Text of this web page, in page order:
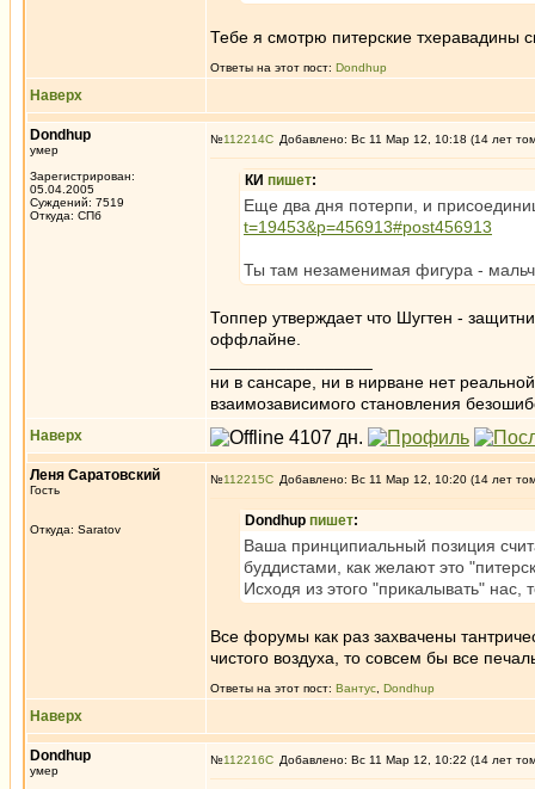
Тебе я смотрю питерские тхеравадины
Ответы на этот пост: Dondhup
Наверх
Dondhup
умер
Зарегистрирован:
05.04.2005
Суждений: 7519
Откуда: СПб
№112214 Добавлено: Вс 11 Мар 12, 10:18 (14 лет
КИ пишет:
Еще два дня потерпи, и
t=19453&p=456913#post456913
Ты там незаменимая фигура -
Топпер утверждает что Шугтен -
оффлайне.
ни в сансаре, ни в нирване нет
взаимозависимого становления
Наверх
Леня Саратовский
Гость
Откуда: Saratov
№112215 Добавлено: Вс 11 Мар 12, 10:20 (14 лет
Dondhup пишет:
Ваша принципиальный позиция
буддистами, как желают это
Исходя из этого "прикалывать"
Все форумы как раз захвачены
чистого воздуха, то совсем бы все
Ответы на этот пост: Вантус Dondhup
Наверх
Dondhup
умер
№112216 Добавлено: Вс 11 Мар 12, 10:22 (14 лет